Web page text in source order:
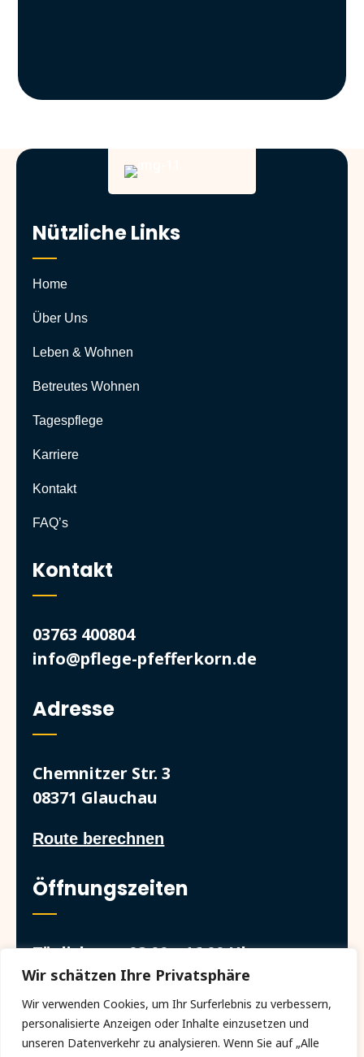
Wir schätzen Ihre Privatsphäre
Wir verwenden Cookies, um Ihr Surferlebnis zu verbessern,
personalisierte Anzeigen oder Inhalte einzusetzen und
unseren Datenverkehr zu analysieren. Wenn Sie auf „Alle
Nützliche Links
Home
Über Uns
Leben & Wohnen
Betreutes Wohnen
Tagespflege
Karriere
Kontakt
FAQ’s
Kontakt
03763 400804
info@pflege-pfefferkorn.de
Adresse
Chemnitzer Str. 3
08371 Glauchau
Route berechnen
Öffnungszeiten
Täglich von 08:00 – 16:00 Uhr
© 2026 Pflege Pfefferkorn | Alle Rechte